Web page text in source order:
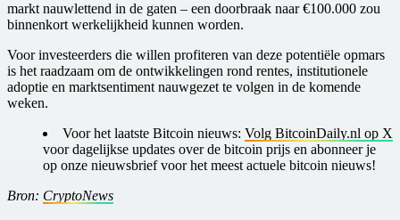
markt nauwlettend in de gaten – een doorbraak naar €100.000 zou
binnenkort werkelijkheid kunnen worden.
Voor investeerders die willen profiteren van deze potentiële opmars
is het raadzaam om de ontwikkelingen rond rentes, institutionele
adoptie en marktsentiment nauwgezet te volgen in de komende
weken.
Voor het laatste Bitcoin nieuws: Volg BitcoinDaily.nl op X
voor dagelijkse updates over de bitcoin prijs en abonneer je
op onze nieuwsbrief voor het meest actuele bitcoin nieuws!
Bron: CryptoNews